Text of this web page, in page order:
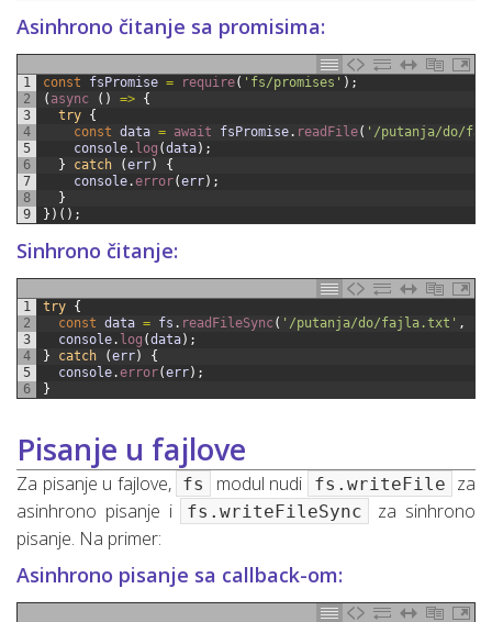
Asinhrono čitanje sa promisima:
1
2
3
4
5
6
7
8
9
const fsPromise = require( 'fs/promises' ) ;
( async ( ) => {
try {
const data = await fsPromise. readFile( '/putanja/do/
console. log (data) ;
}
catch (err)
{
console.error(err) ;
}
} ) ( ) ;
Sinhrono čitanje:
1
2
3
4
5
6
try {
const data = fs . readFileSync( '/putanja/do/fajla.txt' ,
console. log (data) ;
}
catch (err)
{
console.error(err) ;
}
Pisanje u fajlove
Za pisanje u fajlove, fs modul nudi fs.writeFile
za
asinhrono pisanje i
fs.writeFileSync
za sinhrono
pisanje. Na primer:
Asinhrono pisanje sa callback-om: